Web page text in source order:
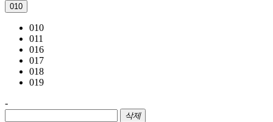
010
010
011
016
017
018
019
-
삭제